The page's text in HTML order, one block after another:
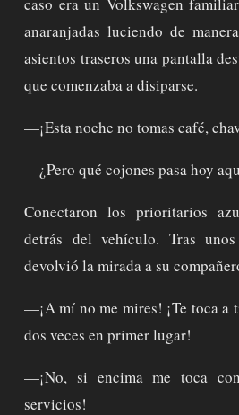
anaranjadas luciendo de
asientos traseros una pantalla
que comenzaba a disiparse.
—¡Esta noche no tomas café,
—¿Pero qué cojones pasa hoy
Conectaron los prioritarios
detrás del vehículo. Tras
devolvió la mirada a su
—¡A mí no me mires! ¡Te toca a
dos veces en primer lugar!
—¡No, si encima me toca
servicios!